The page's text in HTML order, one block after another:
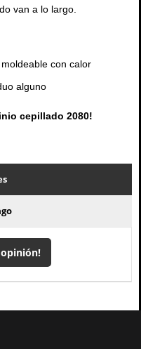
van a lo largo.
con calor
alguno
cepillado 2080!
opinión!